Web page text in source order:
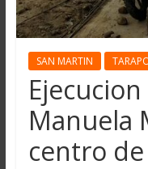
SAN MARTIN
Manuela
centro